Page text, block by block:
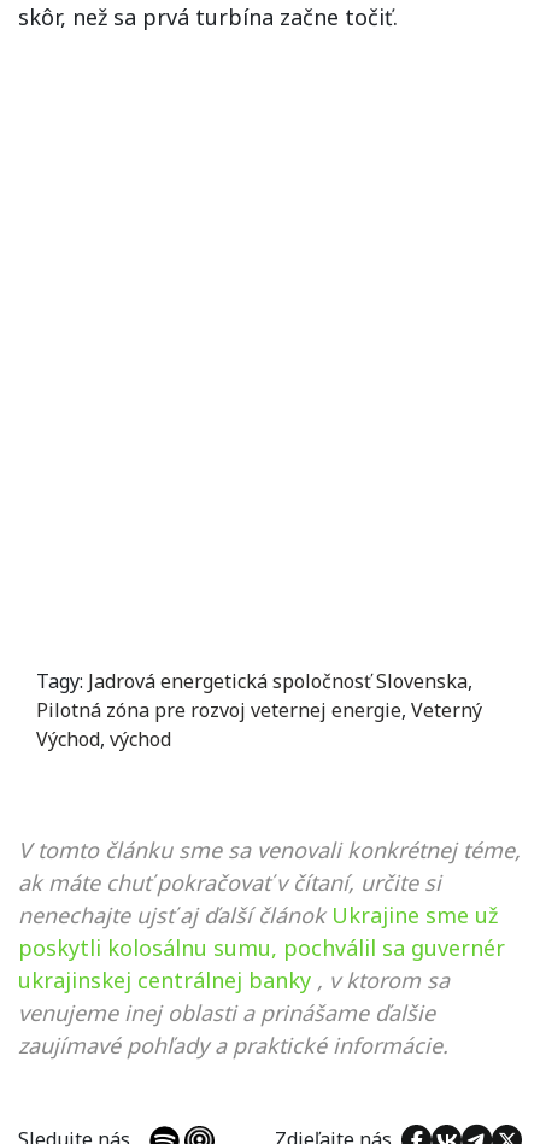
skôr, než sa prvá turbína začne točiť.
Tagy: Jadrová energetická spoločnosť Slovenska,
Pilotná zóna pre rozvoj veternej energie, Veterný
Východ, východ
V tomto článku sme sa venovali konkrétnej téme,
ak máte chuť pokračovať v čítaní, určite si
nenechajte ujsť aj ďalší článok Ukrajine sme už
poskytli kolosálnu sumu, pochválil sa guvernér
ukrajinskej centrálnej banky , v ktorom sa
venujeme inej oblasti a prinášame ďalšie
zaujímavé pohľady a praktické informácie.
Sledujte nás